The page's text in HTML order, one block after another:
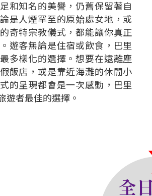
和知名的美譽，仍舊保留著自
是人煙罕至的原始處女地，或
奇特宗教儀式，都能讓你真正
遊客無論是住宿或飲食，巴里
多樣化的選擇。想要在遠離塵
飯店，或是靠近海灘的休閒小
的呈現都會是一次感動，巴里
遊者最佳的選擇。